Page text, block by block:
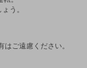
う。
ご遠慮ください。